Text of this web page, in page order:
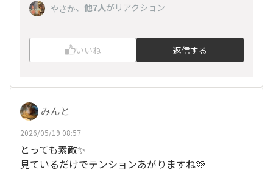
やさか、 他7人がリアクション
いいね 返信する
みんと
2026/05/19 08:57
とっても素敵✨
見ているだけでテンションあがりますね🩷